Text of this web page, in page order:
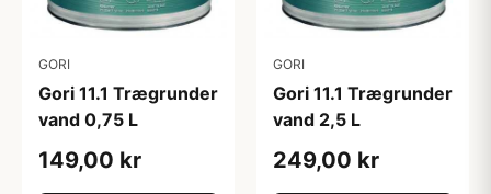
GORI
Gori 11.1 Trægrunder
vand 0,75 L
149,00 kr
GORI
Gori 11.1 Trægrunder
vand 2,5 L
249,00 kr